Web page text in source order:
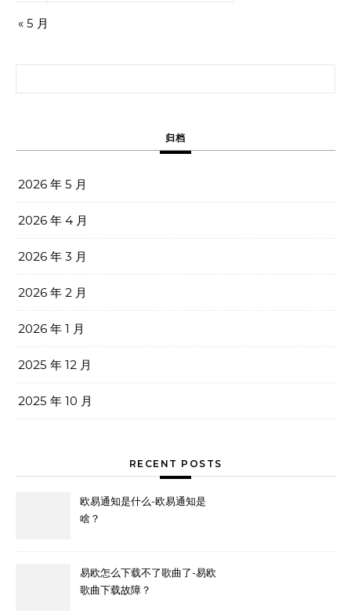
« 5 月
归档
2026 年 5 月
2026 年 4 月
2026 年 3 月
2026 年 2 月
2026 年 1 月
2025 年 12 月
2025 年 10 月
RECENT POSTS
欧易通知是什么-欧易通知是
啥？
易欧怎么下载不了歌曲了-易欧
歌曲下载故障？